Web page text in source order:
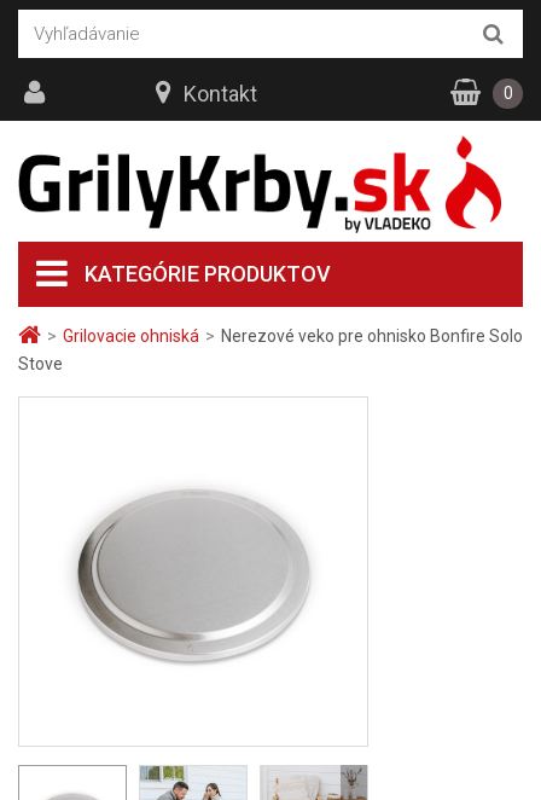
> Grilovacie ohniská > Nerezové veko pre ohnisko Bonfire Solo
Stove
KATEGÓRIE PRODUKTOV
Kontakt 0